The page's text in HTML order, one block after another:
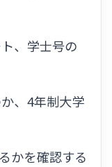
、学士号の
、4年制大学
かを確認する